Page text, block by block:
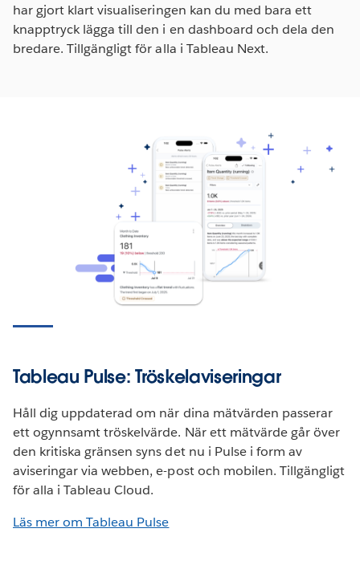
har gjort klart visualiseringen kan du med bara ett
knapptryck lägga till den i en dashboard och dela den
bredare. Tillgängligt för alla i Tableau Next.
Tableau Pulse: Tröskelaviseringar
Håll dig uppdaterad om när dina mätvärden passerar
ett ogynnsamt tröskelvärde. När ett mätvärde går över
den kritiska gränsen syns det nu i Pulse i form av
aviseringar via webben, e-post och mobilen. Tillgängligt
för alla i Tableau Cloud.
Läs mer om Tableau Pulse